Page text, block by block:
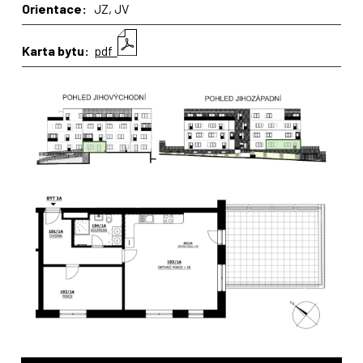
Orientace: JZ, JV
Karta bytu: pdf